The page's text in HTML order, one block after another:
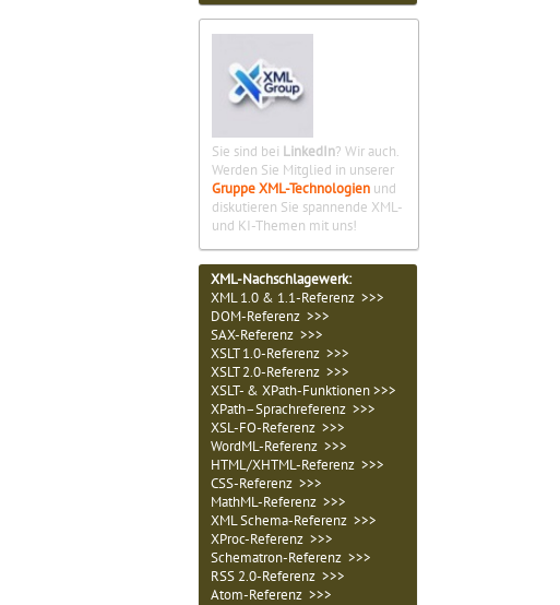
Sie sind bei LinkedIn? Wir auch.
Werden Sie Mitglied in unserer
Gruppe XML-Technologien und
diskutieren Sie spannende XML-
und KI-Themen mit uns!
XML-Nachschlagewerk:
XML 1.0 & 1.1-Referenz >>>
DOM-Referenz >>>
SAX-Referenz >>>
XSLT 1.0-Referenz >>>
XSLT 2.0-Referenz >>>
XSLT- & XPath-Funktionen >>>
XPath–Sprachreferenz >>>
XSL-FO-Referenz >>>
WordML-Referenz >>>
HTML/XHTML-Referenz >>>
CSS-Referenz >>>
MathML-Referenz >>>
XML Schema-Referenz >>>
XProc-Referenz >>>
Schematron-Referenz >>>
RSS 2.0-Referenz >>>
Atom-Referenz >>>